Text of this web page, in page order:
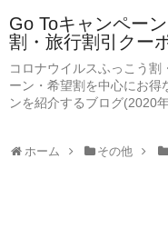
Go Toキャンペー
割・旅行割引クー
コロナウイルスふっこう
ーン・希望割を中心にお得
ンを紹介するブログ(2020
ホーム その他